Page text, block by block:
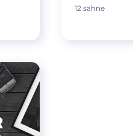
12 sahne